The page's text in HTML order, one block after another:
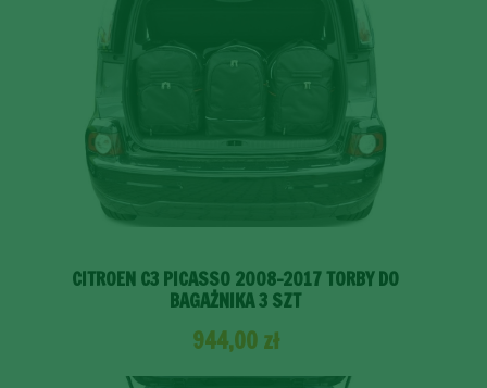
CITROEN C3 PICASSO 2008-2017 TORBY DO
BAGAŻNIKA 3 SZT
944,00 zł